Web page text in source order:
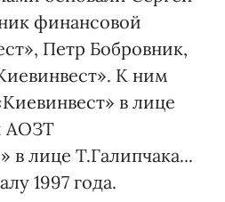
финансовой
Петр Бобровник,
К ним
в лице
АОЗТ
в лице Т.Галипчака...
1997 года.